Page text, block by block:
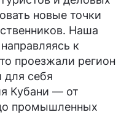
новые точки
Наша
к
проезжали регион
для себя
Кубани — от
промышленных